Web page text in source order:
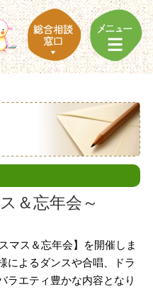
＆忘年会～
マス＆忘年会】を開催しま
によるダンスや合唱、ドラ
ラエティ豊かな内容となり